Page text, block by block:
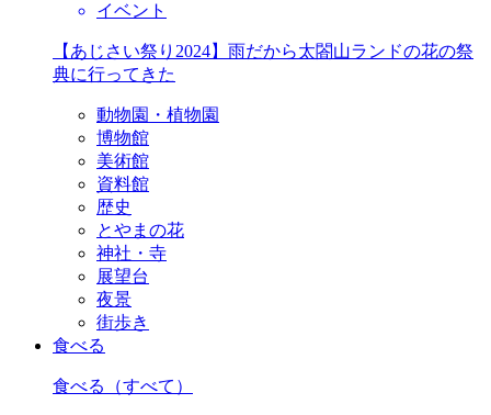
イベント
【あじさい祭り2024】雨だから太閤山ランドの花の祭
典に行ってきた
動物園・植物園
博物館
美術館
資料館
歴史
とやまの花
神社・寺
展望台
夜景
街歩き
食べる
食べる （すべて）